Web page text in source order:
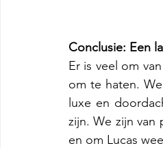
Conclusie: Een
Er is veel om
om te haten.
luxe en
zijn. We zijn
en om Lucas